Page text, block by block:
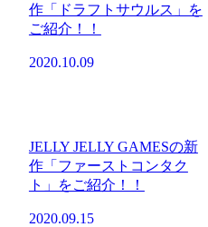
作「ドラフトサウルス」を
ご紹介！！
2020.10.09
JELLY JELLY GAMESの新
作「ファーストコンタク
ト」をご紹介！！
2020.09.15